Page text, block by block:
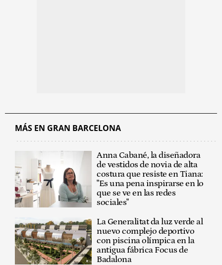
MÁS EN GRAN BARCELONA
Anna Cabané, la diseñadora
de vestidos de novia de alta
costura que resiste en Tiana:
"Es una pena inspirarse en lo
que se ve en las redes
sociales"
La Generalitat da luz verde al
nuevo complejo deportivo
con piscina olímpica en la
antigua fábrica Focus de
Badalona